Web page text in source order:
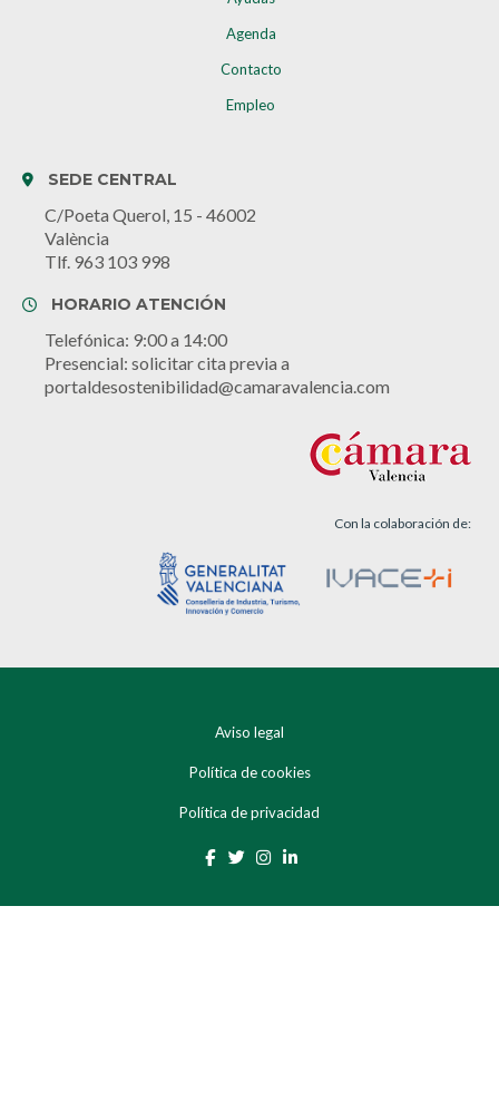
Agenda
Contacto
Empleo
SEDE CENTRAL
C/Poeta Querol, 15 - 46002
València
Tlf. 963 103 998
HORARIO ATENCIÓN
Telefónica: 9:00 a 14:00
Presencial: solicitar cita previa a
portaldesostenibilidad@camaravalencia.com
Con la colaboración de:
Aviso legal
Política de cookies
Política de privacidad